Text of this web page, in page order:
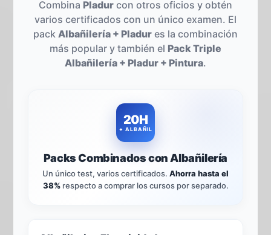
Combina Pladur con otros oficios y obtén
varios certificados con un único examen. El
pack Albañilería + Pladur es la combinación
más popular y también el Pack Triple
Albañilería + Pladur + Pintura.
20H
+ ALBAÑIL
Packs Combinados con Albañilería
Un único test, varios certificados. Ahorra hasta el
38%respecto a comprar los cursos por separado.